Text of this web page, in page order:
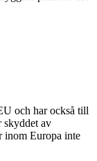
och har också till
skyddet av
inom Europa inte